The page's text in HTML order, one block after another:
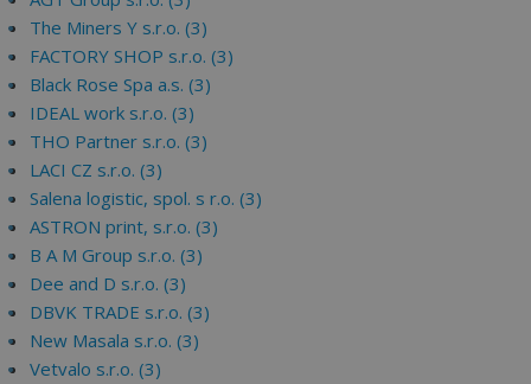
The Miners Y s.r.o. (3)
FACTORY SHOP s.r.o. (3)
Black Rose Spa a.s. (3)
IDEAL work s.r.o. (3)
THO Partner s.r.o. (3)
LACI CZ s.r.o. (3)
Salena logistic, spol. s r.o. (3)
ASTRON print, s.r.o. (3)
B A M Group s.r.o. (3)
Dee and D s.r.o. (3)
DBVK TRADE s.r.o. (3)
New Masala s.r.o. (3)
Vetvalo s.r.o. (3)